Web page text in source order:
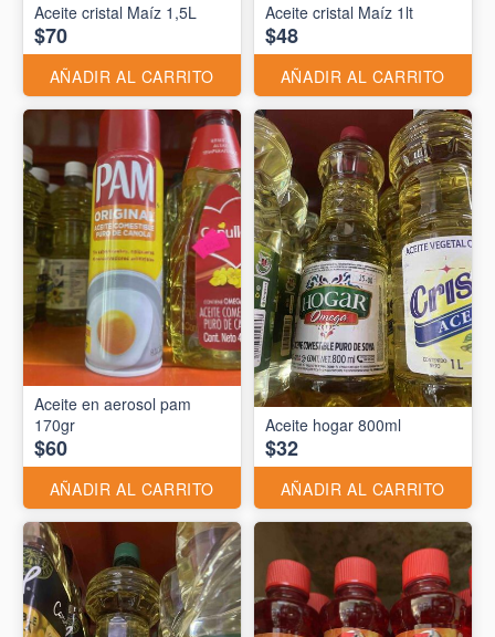
Aceite cristal Maíz 1,5L
$70
AÑADIR AL CARRITO
Aceite cristal Maíz 1lt
$48
AÑADIR AL CARRITO
Aceite en aerosol pam
170gr
$60
AÑADIR AL CARRITO
Aceite hogar 800ml
$32
AÑADIR AL CARRITO